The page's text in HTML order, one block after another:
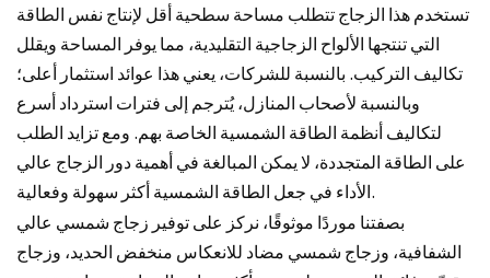
تستخدم هذا الزجاج تتطلب مساحة سطحية أقل لإنتاج نفس الطاقة
التي تنتجها الألواح الزجاجية التقليدية، مما يوفر المساحة ويقلل
تكاليف التركيب. بالنسبة للشركات، يعني هذا عوائد استثمار أعلى؛
وبالنسبة لأصحاب المنازل، يُترجم إلى فترات استرداد أسرع
لتكاليف أنظمة الطاقة الشمسية الخاصة بهم. ومع تزايد الطلب
على الطاقة المتجددة، لا يمكن المبالغة في أهمية دور الزجاج عالي
الأداء في جعل الطاقة الشمسية أكثر سهولة وفعالية.
بصفتنا موردًا موثوقًا، نركز على توفير زجاج شمسي عالي
الشفافية، وزجاج شمسي مضاد للانعكاس منخفض الحديد، وزجاج